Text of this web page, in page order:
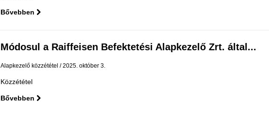
Bővebben
Módosul a Raiffeisen Befektetési Alapkezelő Zrt. által...
Alapkezelő közzététel 2025. október 3.
Közzététel
Bővebben